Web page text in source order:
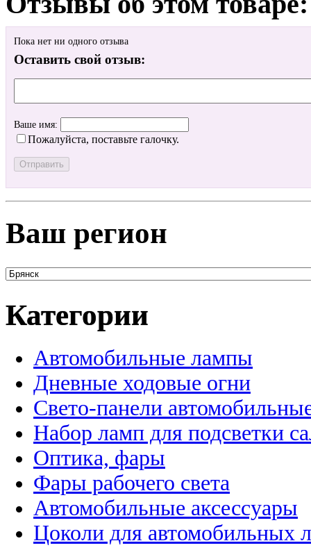
Пока нет ни одного отзыва
Оставить свой отзыв:
Ваше имя:
Пожалуйста, поставьте галочку.
Ваш регион
Категории
Автомобильные лампы
Дневные ходовые огни
Свето-панели
Набор ламп для подсветки
Оптика, фары
Фары рабочего света
Автомобильные аксессуары
Цоколи для автомобильных